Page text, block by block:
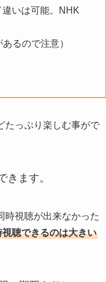
いは可能。NHK
るので注意）
たっぷり楽しむ事がで
きます。
時視聴が出来なかった
聴できるのは大きい